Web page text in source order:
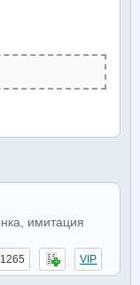
имитация
1265 VIP